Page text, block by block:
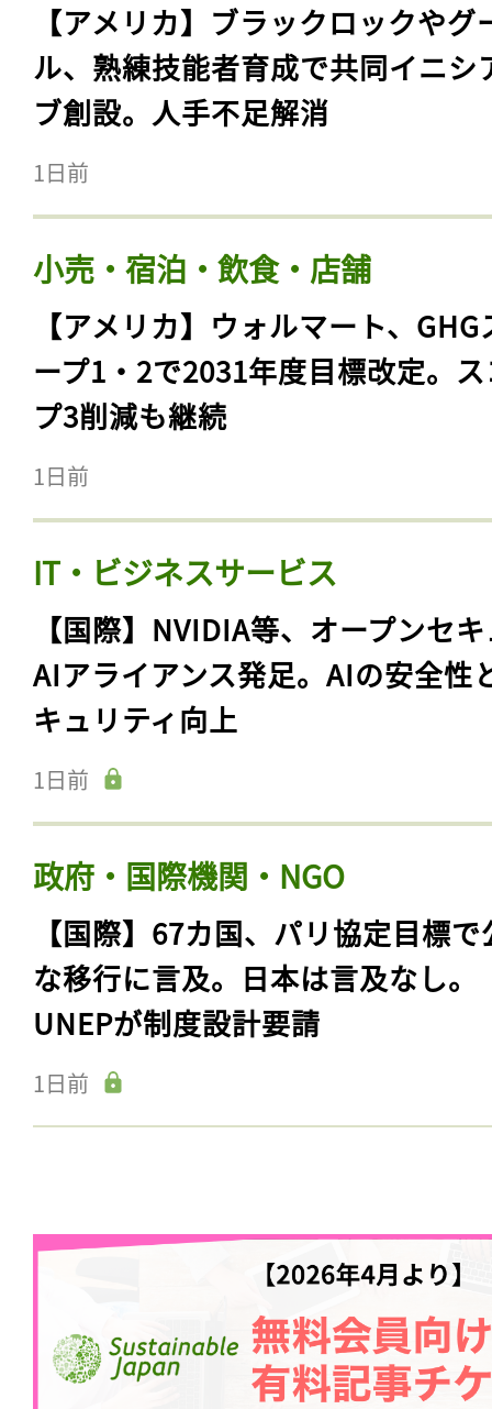
【アメリカ】ブラックロックやグ
ル、熟練技能者育成で共同イニシ
ブ創設。人手不足解消
1日前
小売・宿泊・飲食・店舗
【アメリカ】ウォルマート、GHG
ープ1・2で2031年度目標改定。
プ3削減も継続
1日前
IT・ビジネスサービス
【国際】NVIDIA等、オープンセ
AIアライアンス発足。AIの安全性
キュリティ向上
1日前
政府・国際機関・NGO
【国際】67カ国、パリ協定目標で
な移行に言及。日本は言及なし。
UNEPが制度設計要請
1日前